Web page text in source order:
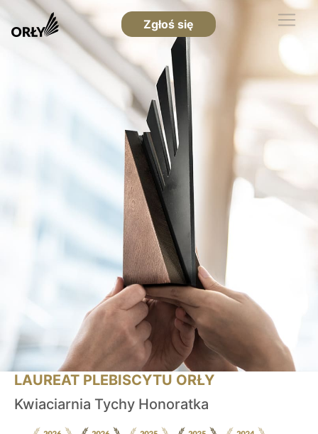
Zgłoś się
LAUREAT PLEBISCYTU ORŁY
Kwiaciarnia Tychy Honoratka